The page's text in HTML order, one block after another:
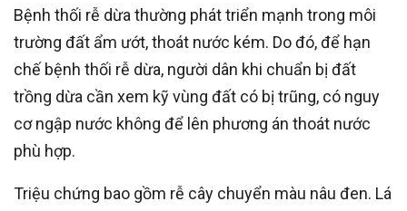
Bệnh thối rễ dừa thường phát triển mạnh trong môi
trường đất ẩm ướt, thoát nước kém. Do đó, để hạn
chế bệnh thối rễ dừa, người dân khi chuẩn bị đất
trồng dừa cần xem kỹ vùng đất có bị trũng, có nguy
cơ ngập nước không để lên phương án thoát nước
phù hợp.
Triệu chứng bao gồm rễ cây chuyển màu nâu đen. Lá